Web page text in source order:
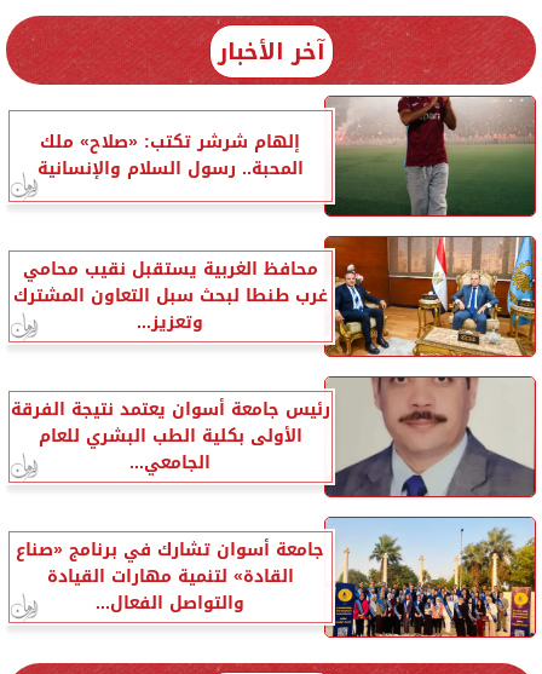
آخر الأخبار
إلهام شرشر تكتب: «صلاح» ملك
المحبة.. رسول السلام والإنسانية
محافظ الغربية يستقبل نقيب محامي
غرب طنطا لبحث سبل التعاون المشترك
وتعزيز...
رئيس جامعة أسوان يعتمد نتيجة الفرقة
الأولى بكلية الطب البشري للعام
الجامعي...
جامعة أسوان تشارك في برنامج «صناع
القادة» لتنمية مهارات القيادة
والتواصل الفعال...